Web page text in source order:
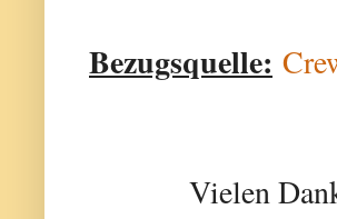
Bezugsquelle:
Vielen